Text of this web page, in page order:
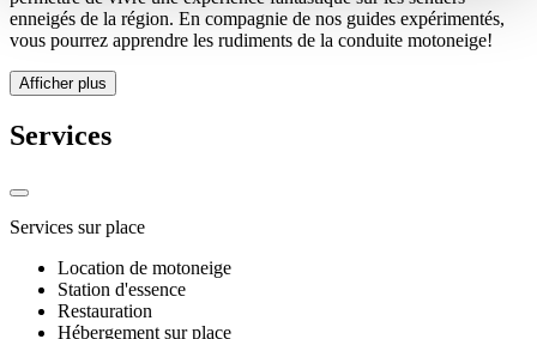
enneigés de la région. En compagnie de nos guides expérimentés,
vous pourrez apprendre les rudiments de la conduite motoneige!
Afficher plus
Services
Services sur place
Location de motoneige
Station d'essence
Restauration
Hébergement sur place